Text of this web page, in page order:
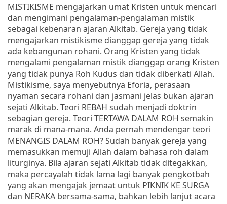
MISTIKISME mengajarkan umat Kristen untuk mencari
dan mengimani pengalaman-pengalaman mistik
sebagai kebenaran ajaran Alkitab. Gereja yang tidak
mengajarkan mistikisme dianggap gereja yang tidak
ada kebangunan rohani. Orang Kristen yang tidak
mengalami pengalaman mistik dianggap orang Kristen
yang tidak punya Roh Kudus dan tidak diberkati Allah.
Mistikisme, saya menyebutnya Eforia, perasaan
nyaman secara rohani dan jasmani jelas bukan ajaran
sejati Alkitab. Teori REBAH sudah menjadi doktrin
sebagian gereja. Teori TERTAWA DALAM ROH semakin
marak di mana-mana. Anda pernah mendengar teori
MENANGIS DALAM ROH? Sudah banyak gereja yang
memasukkan memuji Allah dalam bahasa roh dalam
liturginya. Bila ajaran sejati Alkitab tidak ditegakkan,
maka percayalah tidak lama lagi banyak pengkotbah
yang akan mengajak jemaat untuk PIKNIK KE SURGA
dan NERAKA bersama-sama, bahkan lebih lanjut acara